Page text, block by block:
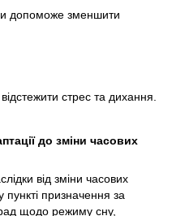
допоможе зменшити
стрес та дихання.
до зміни часових
від зміни часових
призначення за
щодо режиму сну,